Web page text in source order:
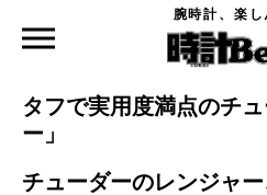
腕時計、楽
タフで実用度満点
タフで実用度満点のチ
ー」
チューダーのレンジャ